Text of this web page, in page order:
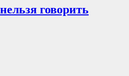
говорить